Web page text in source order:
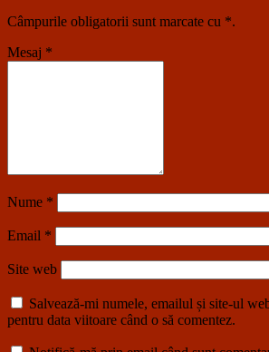
Câmpurile obligatorii sunt marcate cu *.
Mesaj *
Nume *
Email *
Site web
Salvează-mi numele, emailul și site-ul
pentru data viitoare când o să comentez.